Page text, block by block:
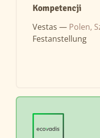
Kompetencji
Vestas — Polen,
Festanstellung